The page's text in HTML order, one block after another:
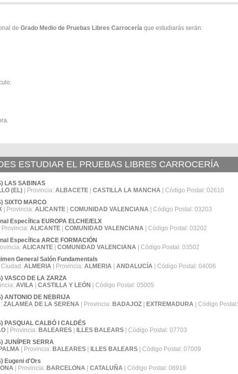
de Grado Medio de Pruebas Libres Carrocería que estudiarás serán:
ESTUDIAR EL PRUEBAS LIBRES CARROCERÍA
LAS SABINAS
(EL) | Provincia: ALBACETE CASTILLA LA MANCHA | Código Postal: 02610
SIXTO MARCO
| Provincia: ALICANTE COMUNIDAD VALENCIANA | Código Postal: 03203
Específica EUROPA ELCHE/ELX
| Provincia: ALICANTE COMUNIDAD VALENCIANA | Código Postal: 03202
Específica ARCE FORMACIÓN
ALICANTE COMUNIDAD VALENCIANA | Código Postal: 03502
General Salón Fundamentals
ALMERIA | Provincia: ALMERIA ANDALUCÍA | Código Postal: 04006
VASCO DE LA ZARZA
AVILA CASTILLA Y LEÓN
| Código Postal: 05005
ANTONIO DE NEBRIJA
ZALAMEA DE LA SERENA | Provincia: BADAJOZ EXTREMADURA | Código Postal:
PASQUAL CALBÓ I CALDÉS
| Provincia: BALEARES ILLES BALEARS | Código Postal: 07703
JUNÍPER SERRA
PALMA | Provincia: BALEARES ILLES BALEARS | Código Postal: 07009
Eugeni d'Ors
| Provincia: BARCELONA CATALUÑA | Código Postal: 08918